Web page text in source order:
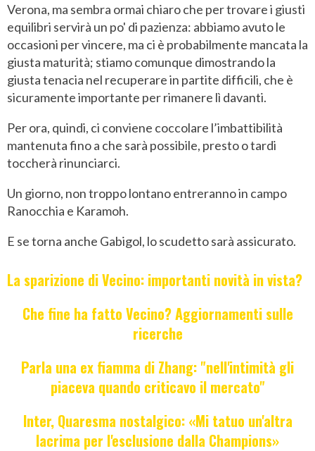
Verona, ma sembra ormai chiaro che per trovare i giusti
equilibri servirà un po' di pazienza: abbiamo avuto le
occasioni per vincere, ma ci è probabilmente mancata la
giusta maturità; stiamo comunque dimostrando la
giusta tenacia nel recuperare in partite difficili, che è
sicuramente importante per rimanere lì davanti.
Per ora, quindi, ci conviene coccolare l’imbattibilità
mantenuta fino a che sarà possibile, presto o tardi
toccherà rinunciarci.
Un giorno, non troppo lontano entreranno in campo
Ranocchia e Karamoh.
E se torna anche Gabigol, lo scudetto sarà assicurato.
La sparizione di Vecino: importanti novità in vista?
Che fine ha fatto Vecino? Aggiornamenti sulle
ricerche
Parla una ex fiamma di Zhang: "nell'intimità gli
piaceva quando criticavo il mercato"
Inter, Quaresma nostalgico: «Mi tatuo un'altra
lacrima per l'esclusione dalla Champions»